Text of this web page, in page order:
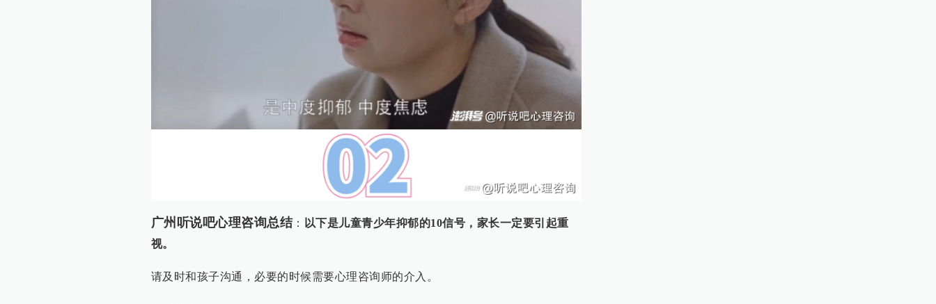
广州听说吧心理咨询总结：
以下是儿童青少年抑郁的10信号，家长一定要引起重
视。
请及时和孩子沟通，必要的时候需要心理咨询师的介入。